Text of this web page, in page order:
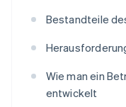
Bestandteile
Wie man ein
entwickelt